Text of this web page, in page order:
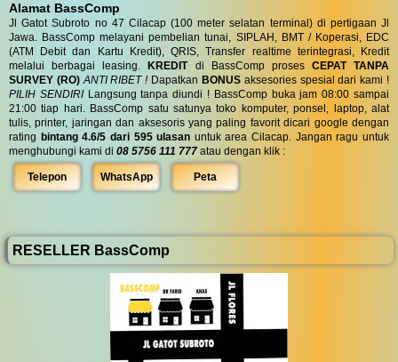
Alamat BassComp
Jl Gatot Subroto no 47 Cilacap (100 meter selatan terminal) di pertigaan Jl
Jawa. BassComp melayani pembelian tunai, SIPLAH, BMT / Koperasi, EDC
(ATM Debit dan Kartu Kredit), QRIS, Transfer realtime terintegrasi, Kredit
melalui berbagai leasing.
KREDITdi BassComp proses CEPAT TANPA
SURVEY (RO) ANTI RIBET !Dapatkan BONUSaksesories spesial dari kami !
PILIH SENDIRILangsung tanpa diundi ! BassComp buka jam 08:00 sampai
21:00 tiap hari. BassComp satu satunya toko komputer, ponsel, laptop, alat
tulis, printer, jaringan dan aksesoris yang paling favorit dicari google dengan
rating bintang 4.6/5 dari 595 ulasan untuk area Cilacap. Jangan ragu untuk
menghubungi kami di 08 5756 111 777 atau dengan klik :
Telepon WhatsApp Peta
RESELLER BassComp